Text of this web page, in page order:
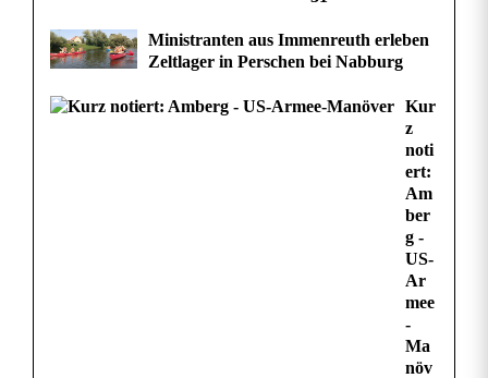
Ministranten aus Immenreuth erleben
Zeltlager in Perschen bei Nabburg
Kur
z
noti
ert:
Am
ber
g -
US-
Ar
mee
-
Ma
növ